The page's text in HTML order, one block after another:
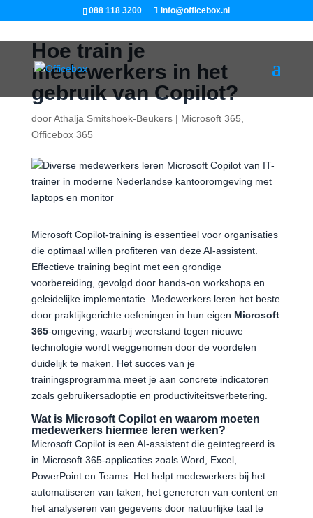
088 118 3200 info@officebox.nl
Hoe train je
medewerkers in het
gebruik van Copilot?
doorAthalja Smitshoek-Beukers| Microsoft 365
Officebox 365
Microsoft Copilot-training is essentieel voor organisaties
die optimaal willen profiteren van deze AI-assistent.
Effectieve training begint met een grondige
voorbereiding, gevolgd door hands-on workshops en
geleidelijke implementatie. Medewerkers leren het beste
door praktijkgerichte oefeningen in hun eigen Microsoft
365-omgeving, waarbij weerstand tegen nieuwe
technologie wordt weggenomen door de voordelen
duidelijk te maken. Het succes van je
trainingsprogramma meet je aan concrete indicatoren
zoals gebruikersadoptie en productiviteitsverbetering.
Wat is Microsoft Copilot en waarom moeten
medewerkers hiermee leren werken?
Microsoft Copilot is een AI-assistent die geïntegreerd is
in Microsoft 365-applicaties zoals Word, Excel,
PowerPoint en Teams. Het helpt medewerkers bij het
automatiseren van taken, het genereren van content en
het analyseren van gegevens door natuurlijke taal te